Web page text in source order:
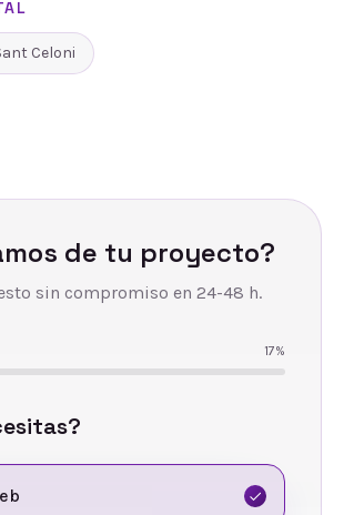
Celoni
de tu proyecto?
sin compromiso en 24-48 h.
17%